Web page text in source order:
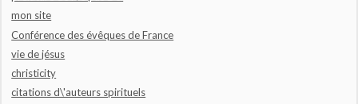
mon site
Conférence des évêques de France
vie de jésus
christicity
citations d\'auteurs spirituels